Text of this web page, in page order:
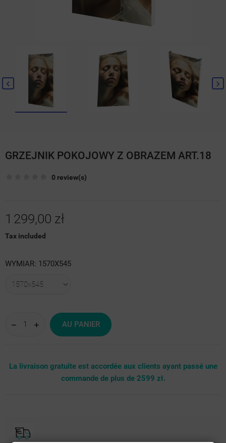
GRZEJNIK POKOJOWY Z OBRAZEM ART.18
0 review(s)
1 299,00 zł
Tax included
WYMIAR: 1570X545
AU PANIER
La livraison gratuite est accordée aux clients ayant passé une
commande de plus de 2599 zł.